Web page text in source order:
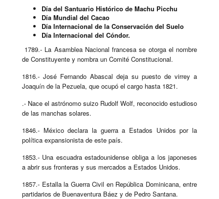
Día del Santuario Histórico de Machu Picchu
Día Mundial del Cacao
Día Internacional de la Conservación del Suelo
Día Internacional del Cóndor.
1789.- La Asamblea Nacional francesa se otorga el nombre
de Constituyente y nombra un Comité Constitucional.
1816.- José Fernando Abascal deja su puesto de virrey a
Joaquín de la Pezuela, que ocupó el cargo hasta 1821.
.- Nace el astrónomo suizo Rudolf Wolf, reconocido estudioso
de las manchas solares.
1846.- México declara la guerra a Estados Unidos por la
política expansionista de este país.
1853.- Una escuadra estadounidense obliga a los japoneses
a abrir sus fronteras y sus mercados a Estados Unidos.
1857.- Estalla la Guerra Civil en República Dominicana, entre
partidarios de Buenaventura Báez y de Pedro Santana.